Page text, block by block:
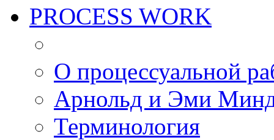
PROCESS WORK
О процессуальной
Арнольд и Эми
Терминология